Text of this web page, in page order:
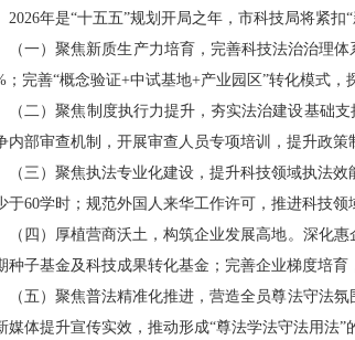
年是“十五五”规划开局之年，市科技局将紧扣“
）聚焦新质生产力培育，完善科技法治治理体
；完善“概念验证+中试基地+产业园区”转化模式，
）聚焦制度执行力提升，夯实法治建设基础支
内部审查机制，开展审查人员专项培训，提升政策
）聚焦执法专业化建设，提升科技领域执法效
于60学时；规范外国人来华工作许可，推进科技领
）厚植营商沃土，构筑企业发展高地。深化惠
种子基金及科技成果转化基金；完善企业梯度培
）聚焦普法精准化推进，营造全员尊法守法氛
媒体提升宣传实效，推动形成“尊法学法守法用法”